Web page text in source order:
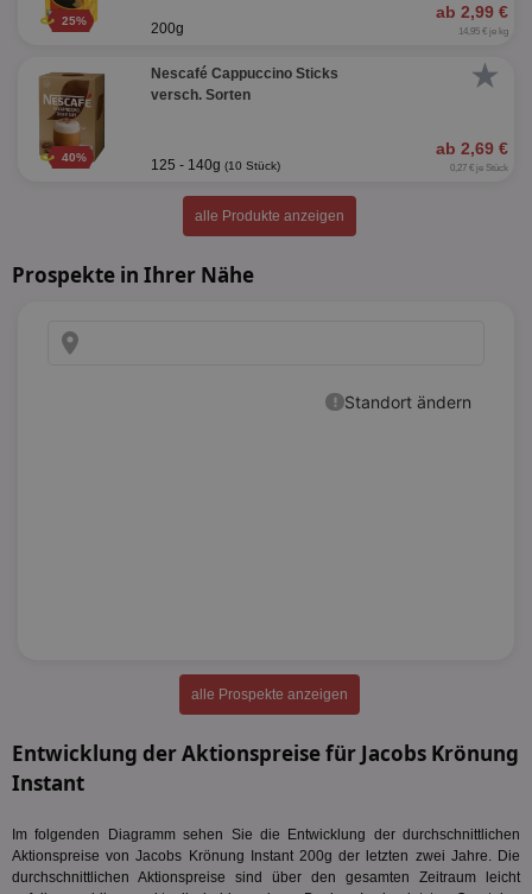
25% ab 2,99 €
200g 14,95 € je kg
★
40%
Nescafé Cappuccino Sticks
versch. Sorten
ab 2,69 €
125 - 140g (10 Stück) 0,27 € je Stück
alle Produkte anzeigen
Prospekte in Ihrer Nähe
alle Prospekte anzeigen
Entwicklung der Aktionspreise für Jacobs Krönung
Instant
Im folgenden Diagramm sehen Sie die Entwicklung der durchschnittlichen
Aktionspreise von Jacobs Krönung Instant 200g der letzten zwei Jahre. Die
durchschnittlichen Aktionspreise sind über den gesamten Zeitraum leicht